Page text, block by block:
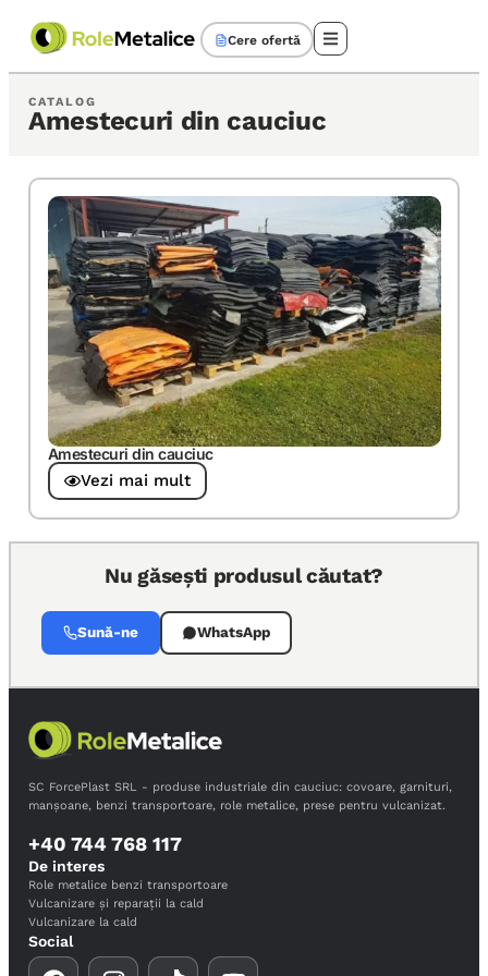
Cere ofertă
CATALOG
Amestecuri din cauciuc
Amestecuri din cauciuc
Vezi mai mult
Nu găsești produsul căutat?
Sună-ne WhatsApp
SC ForcePlast SRL - produse industriale din cauciuc: covoare, garnituri,
manșoane, benzi transportoare, role metalice, prese pentru vulcanizat.
+40 744 768 117
De interes
Role metalice benzi transportoare
Vulcanizare și reparații la cald
Vulcanizare la cald
Social